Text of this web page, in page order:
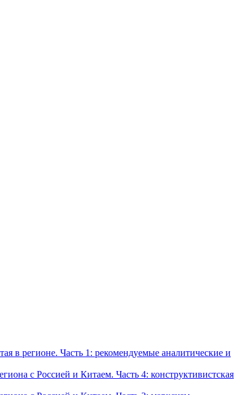
в регионе. Часть 1: рекомендуемые аналитические и
с Россией и Китаем. Часть 4: конструктивистская